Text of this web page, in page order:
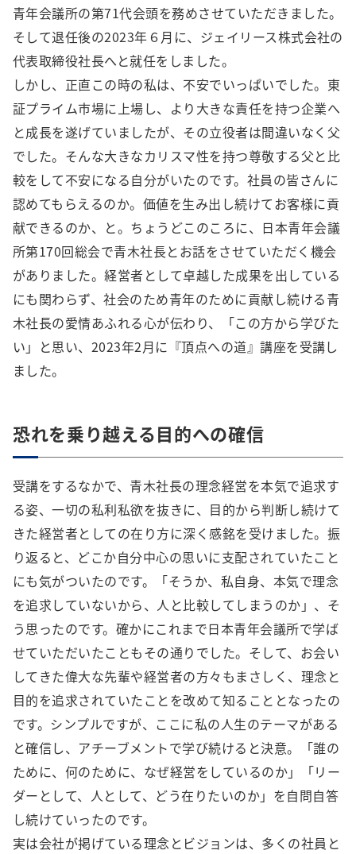
青年会議所の第71代会頭を務めさせていただきました。
そして退任後の2023年６月に、ジェイリース株式会社の
代表取締役社長へと就任をしました。
しかし、正直この時の私は、不安でいっぱいでした。東
証プライム市場に上場し、より大きな責任を持つ企業へ
と成長を遂げていましたが、その立役者は間違いなく父
でした。そんな大きなカリスマ性を持つ尊敬する父と比
較をして不安になる自分がいたのです。社員の皆さんに
認めてもらえるのか。価値を生み出し続けてお客様に貢
献できるのか、と。ちょうどこのころに、日本青年会議
所第170回総会で青木社長とお話をさせていただく機会
がありました。経営者として卓越した成果を出している
にも関わらず、社会のため青年のために貢献し続ける青
木社長の愛情あふれる心が伝わり、「この方から学びた
い」と思い、2023年2月に『頂点への道』講座を受講し
ました。
恐れを乗り越える目的への確信
受講をするなかで、青木社長の理念経営を本気で追求す
る姿、一切の私利私欲を抜きに、目的から判断し続けて
きた経営者としての在り方に深く感銘を受けました。振
り返ると、どこか自分中心の思いに支配されていたこと
にも気がついたのです。「そうか、私自身、本気で理念
を追求していないから、人と比較してしまうのか」、そ
う思ったのです。確かにこれまで日本青年会議所で学ば
せていただいたこともその通りでした。そして、お会い
してきた偉大な先輩や経営者の方々もまさしく、理念と
目的を追求されていたことを改めて知ることとなったの
です。シンプルですが、ここに私の人生のテーマがある
と確信し、アチーブメントで学び続けると決意。「誰の
ために、何のために、なぜ経営をしているのか」「リー
ダーとして、人として、どう在りたいのか」を自問自答
し続けていったのです。
実は会社が掲げている理念とビジョンは、多くの社員と